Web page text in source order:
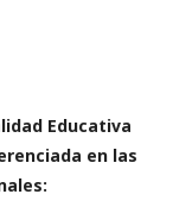
Educativa
en las